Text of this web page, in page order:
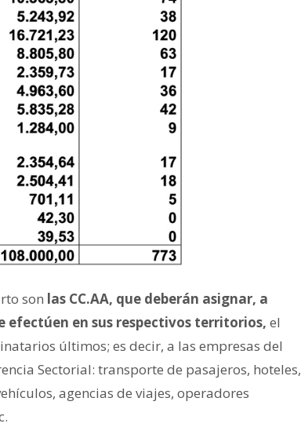
son las CC.AA, que deberán asignar, a
efectúen en sus respectivos territorios, el
últimos; es decir, a las empresas del
Sectorial: transporte de pasajeros, hoteles,
agencias de viajes, operadores